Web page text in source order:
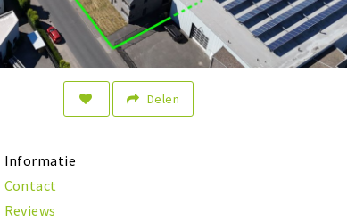
Delen
Informatie
Contact
Reviews